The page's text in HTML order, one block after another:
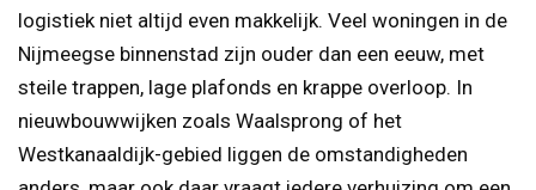
logistiek niet altijd even makkelijk. Veel woningen in de
Nijmeegse binnenstad zijn ouder dan een eeuw, met
steile trappen, lage plafonds en krappe overloop. In
nieuwbouwwijken zoals Waalsprong of het
Westkanaaldijk-gebied liggen de omstandigheden